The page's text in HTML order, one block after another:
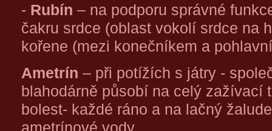
- Rubín – na podporu správné
čakru srdce (oblast vokolí srdce na
kořene (mezi konečníkem a
Ametrín – při potížích s játry -
blahodárně působí na celý zažívací
bolest- každé ráno a na lačný
ametrínové vody